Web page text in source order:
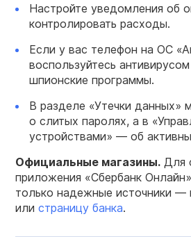
Настройте уведомления об
контролировать расходы.
Если у вас телефон на ОС
воспользуйтесь
шпионские программы.
В разделе «Утечки данных»
о слитых паролях, а в
устройствами» — об
Официальные магазины. Для
приложения «Сбербанк
только надежные источники —
или страницу банка.